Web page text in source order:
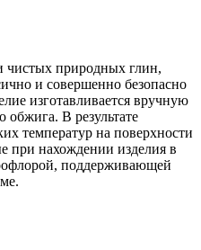
чистых природных глин,
и совершенно безопасно
изготавливается вручную
обжига. В результате
температур на поверхности
при нахождении изделия в
поддерживающей